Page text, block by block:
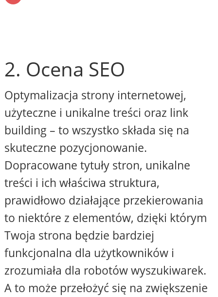
2. Ocena SEO
Optymalizacja strony internetowej,
użyteczne i unikalne treści oraz link
building – to wszystko składa się na
skuteczne pozycjonowanie.
Dopracowane tytuły stron, unikalne
treści i ich właściwa struktura,
prawidłowo działające przekierowania
to niektóre z elementów, dzięki którym
Twoja strona będzie bardziej
funkcjonalna dla użytkowników i
zrozumiała dla robotów wyszukiwarek.
A to może przełożyć się na zwiększenie